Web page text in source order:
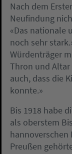
Nach dem
Neufindung
«Das nationale
noch sehr
Würdenträger
Thron und
auch, dass die
konnte.»
Bis 1918 habe
als oberstem
hannoverschen
Preußen